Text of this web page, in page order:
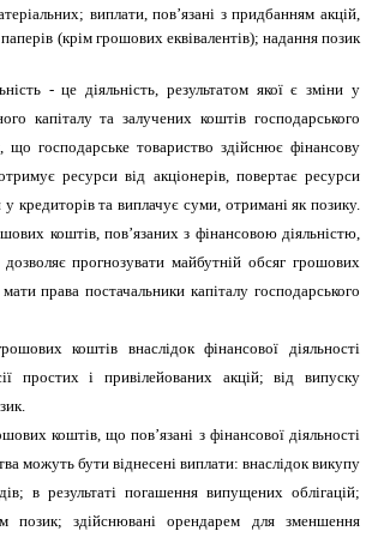
виплати, пов’язані з придбанням акцій,
(крім грошових еквівалентів); надання позик
- це діяльність, результатом якої є зміни у
капіталу та залучених коштів господарського
що господарське товариство здійснює фінансову
ресурси від акціонерів, повертає ресурси
кредиторів та виплачує суми, отримані як позику.
коштів, пов’язаних з фінансовою діяльністю,
прогнозувати майбутній обсяг грошових
права постачальники капіталу господарського
коштів внаслідок фінансової діяльності
простих і привілейованих акцій; від випуску
коштів, що пов’язані з фінансової діяльності
можуть бути віднесені виплати: внаслідок викупу
в результаті погашення випущених облігацій;
позик; здійснювані орендарем для зменшення